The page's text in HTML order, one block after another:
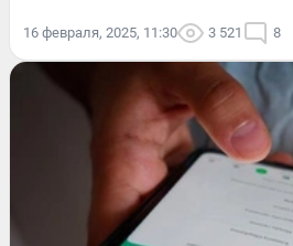
16 февраля, 2025, 11:30 3 521 8